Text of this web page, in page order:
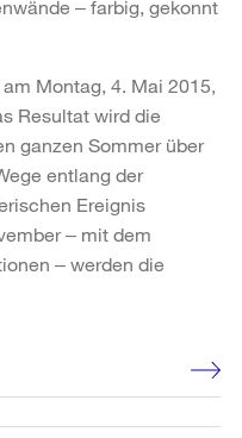
‒ farbig, gekonnt
Montag, 4. Mai 2015,
Resultat wird die
ganzen Sommer über
entlang der
Ereignis
‒ mit dem
‒ werden die